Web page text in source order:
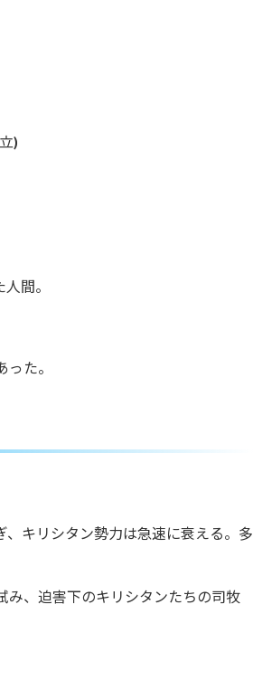
)
間。
た。
、キリシタン勢力は急速に衰える。多
み、迫害下のキリシタンたちの司牧